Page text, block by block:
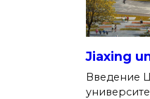
Jiaxing
Введение